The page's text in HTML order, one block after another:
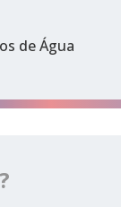
de Água